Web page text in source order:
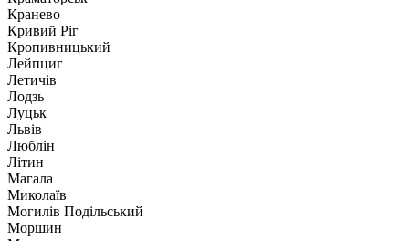
Кранево
Кривий Ріг
Кропивницький
Лейпциг
Летичів
Лодзь
Луцьк
Львів
Люблін
Літин
Магала
Миколаїв
Могилів Подільський
Моршин